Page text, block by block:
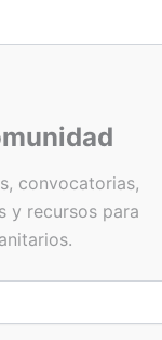
convocatorias,
y recursos para